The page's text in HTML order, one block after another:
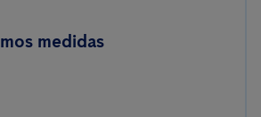
medidas